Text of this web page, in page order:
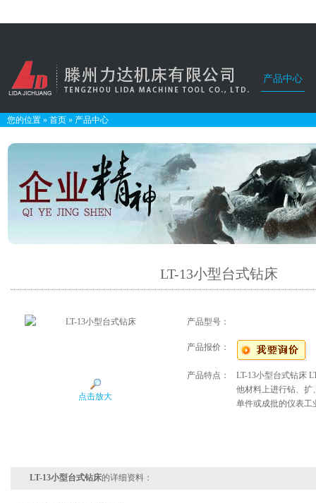
产品中心
您的位置 » 首页 » 产品中心
LT-13小型台式钻床
点击放大
产品型号：
产品报价：
产品特点：
LT-13小型台式钻床
他材料上进行钻、扩
单件或成批的仪表工
LT-13小型台式钻床的详细资料：